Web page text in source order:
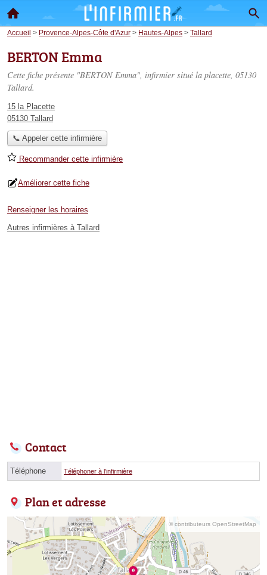
Accueil > Provence-Alpes-Côte d'Azur > Hautes-Alpes > Tallard
BERTON Emma
Cette fiche présente "BERTON Emma", infirmier situé la placette, 05130
Tallard.
15 la Placette
05130 Tallard
📞 Appeler cette infirmière
Recommander cette infirmière
Améliorer cette fiche
Renseigner les horaires
Autres infirmières à Tallard
Contact
Téléphone Téléphoner à l'infirmière
Plan et adresse
© contributeurs OpenStreetMap